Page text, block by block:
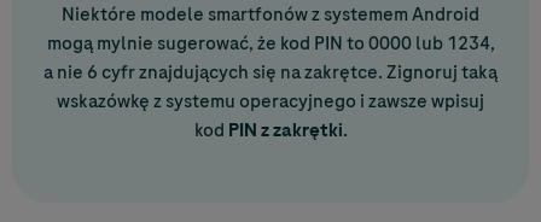
Niektóre modele smartfonów z systemem Android
mogą mylnie sugerować, że kod PIN to 0000 lub 1234,
a nie 6 cyfr znajdujących się na zakrętce. Zignoruj taką
wskazówkę z systemu operacyjnego i zawsze wpisuj
kod PIN z zakrętki.